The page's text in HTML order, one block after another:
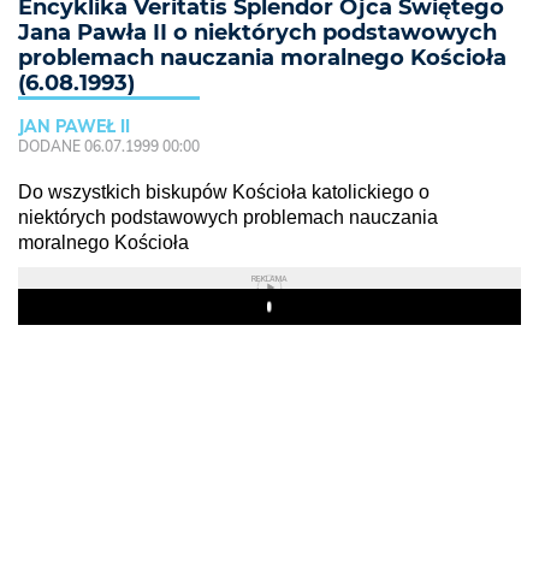
Encyklika Veritatis Splendor Ojca Świętego
Jana Pawła II o niektórych podstawowych
problemach nauczania moralnego Kościoła
(6.08.1993)
JAN PAWEŁ II
DODANE 06.07.1999 00:00
Do wszystkich biskupów Kościoła katolickiego o
niektórych podstawowych problemach nauczania
moralnego Kościoła
REKLAMA
Play